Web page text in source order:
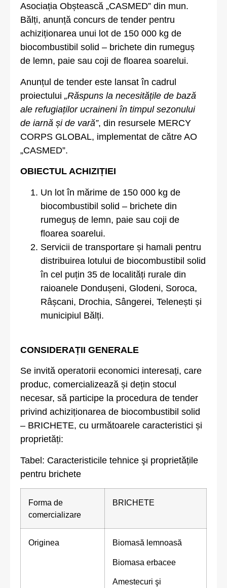
Asociația Obștească „CASMED” din mun.
Bălți, anunță concurs de tender pentru
achiziționarea unui lot de 150 000 kg de
biocombustibil solid – brichete din rumeguș
de lemn, paie sau coji de floarea soarelui.
Anunțul de tender este lansat în cadrul
proiectului „Răspuns la necesitățile de bază
ale refugiaților ucraineni în timpul sezonului
de iarnă și de vară”, din resursele MERCY
CORPS GLOBAL, implementat de către AO
„CASMED”.
OBIECTUL ACHIZIȚIEI
Un lot în mărime de 150 000 kg de
biocombustibil solid – brichete din
rumeguș de lemn, paie sau coji de
floarea soarelui.
Servicii de transportare și hamali pentru
distribuirea lotului de biocombustibil solid
în cel puțin 35 de localități rurale din
raioanele Dondușeni, Glodeni, Soroca,
Râșcani, Drochia, Sângerei, Telenești și
municipiul Bălți.
CONSIDERAȚII GENERALE
Se invită operatorii economici interesați, care
produc, comercializează și dețin stocul
necesar, să participe la procedura de tender
privind achiziționarea de biocombustibil solid
– BRICHETE, cu următoarele caracteristici și
proprietăți:
Tabel: Caracteristicile tehnice şi proprietățile
pentru brichete
Forma de
comercializare
BRICHETE
Originea Biomasă lemnoasă
Biomasa erbacee
Amestecuri şi